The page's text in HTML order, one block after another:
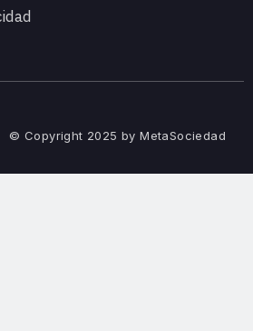
© Copyright 2025 by MetaSociedad